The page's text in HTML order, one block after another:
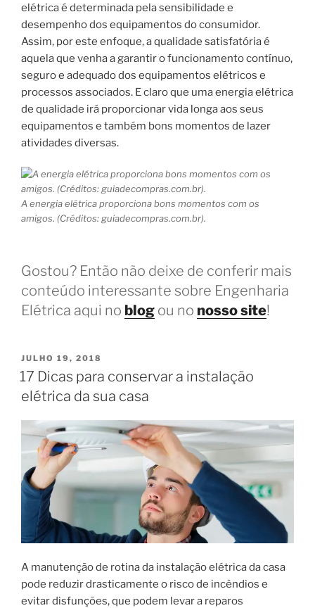
elétrica é determinada pela sensibilidade e
desempenho dos equipamentos do consumidor.
Assim, por este enfoque, a qualidade satisfatória é
aquela que venha a garantir o funcionamento contínuo,
seguro e adequado dos equipamentos elétricos e
processos associados. E claro que uma energia elétrica
de qualidade irá proporcionar vida longa aos seus
equipamentos e também bons momentos de lazer
atividades diversas.
A energia elétrica proporciona bons momentos com os
amigos. (Créditos: guiadecompras.com.br).
Gostou? Então não deixe de conferir mais
conteúdo interessante sobre Engenharia
Elétrica aqui no blog ou no nosso site!
PUBLICADO
EM
JULHO 19, 2018
17 Dicas para conservar a instalação
elétrica da sua casa
A manutenção de rotina da instalação elétrica da casa
pode reduzir drasticamente o risco de incêndios e
evitar disfunções, que podem levar a reparos